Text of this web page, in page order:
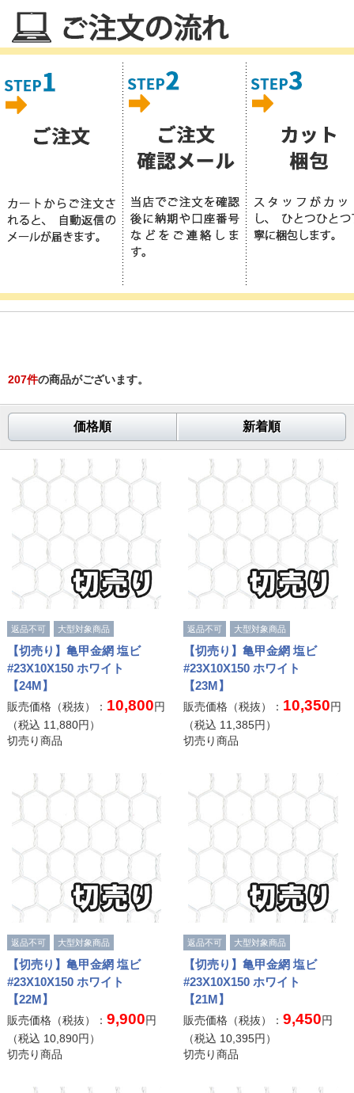
207件の商品がございます。
価格順 新着順
返品不可 大型対象商品
【切売り】亀甲金網 塩ビ
#23X10X150 ホワイト
【24M】
販売価格（税抜）： 10,800円
（税込 11,880円）
切売り商品
返品不可 大型対象商品
【切売り】亀甲金網 塩ビ
#23X10X150 ホワイト
【23M】
販売価格（税抜）： 10,350円
（税込 11,385円）
切売り商品
返品不可 大型対象商品
【切売り】亀甲金網 塩ビ
#23X10X150 ホワイト
【22M】
販売価格（税抜）： 9,900円
（税込 10,890円）
切売り商品
返品不可 大型対象商品
【切売り】亀甲金網 塩ビ
#23X10X150 ホワイト
【21M】
販売価格（税抜）：9,450円
（税込 10,395円）
切売り商品